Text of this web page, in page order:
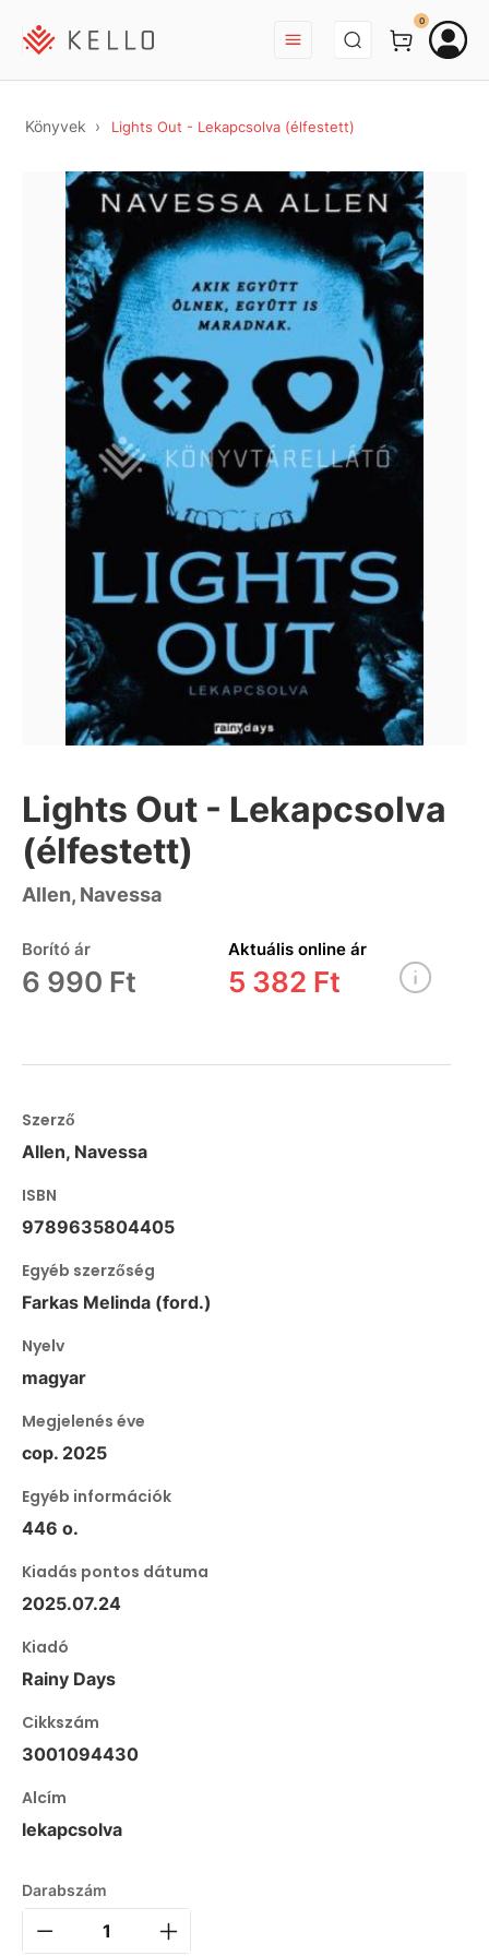
BEJELENTKEZÉS
0
Könyvek Lights Out - Lekapcsolva (élfestett)
Lights Out - Lekapcsolva
(élfestett)
Allen, Navessa
Borító ár
6 990 Ft
Aktuális online ár
5 382 Ft
Szerző
Allen, Navessa
ISBN
9789635804405
Egyéb szerzőség
Farkas Melinda (ford.)
Nyelv
magyar
Megjelenés éve
cop. 2025
Egyéb információk
446 o.
Kiadás pontos dátuma
2025.07.24
Kiadó
Rainy Days
Cikkszám
3001094430
Alcím
lekapcsolva
Darabszám